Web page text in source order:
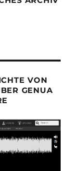
VON
GENUA